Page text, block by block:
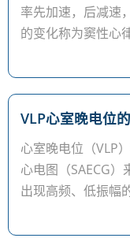
率先加速，后减速
的变化称为窦性心
VLP心室晚电位
心室晚电位（VLP
心电图（SAECG
出现高频、低振幅